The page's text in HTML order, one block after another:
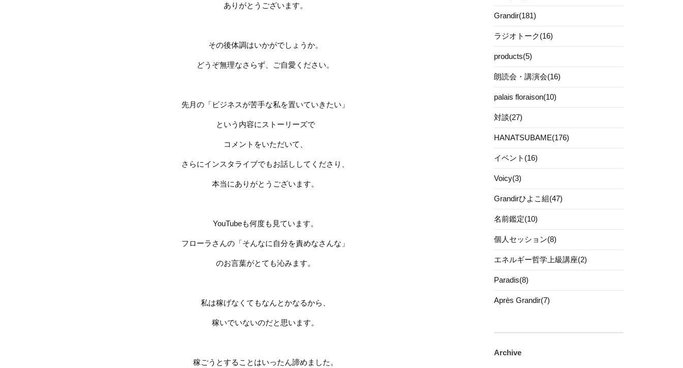
ありがとうございます。
その後体調はいかがでしょうか。
どうぞ無理なさらず、ご自愛ください。
先月の「ビジネスが苦手な私を置いていきたい」
という内容にストーリーズで
コメントをいただいて、
さらにインスタライブでもお話ししてくださり、
本当にありがとうございます。
YouTubeも何度も見ています。
フローラさんの「そんなに自分を責めなさんな」
のお言葉がとても沁みます。
私は稼げなくてもなんとかなるから、
稼いでいないのだと思います。
稼ごうとすることはいったん諦めました。
Grandir(181)
ラジオトーク(16)
products(5)
朗読会・講演会(16)
palais floraison(10)
対談(27)
HANATSUBAME(176)
イベント(16)
Voicy(3)
Grandirひよこ組(47)
名前鑑定(10)
個人セッション(8)
エネルギー哲学上級講座(2)
Paradis(8)
Après Grandir(7)
Archive